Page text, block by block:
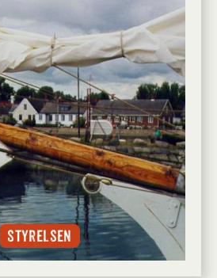
Styrelsen